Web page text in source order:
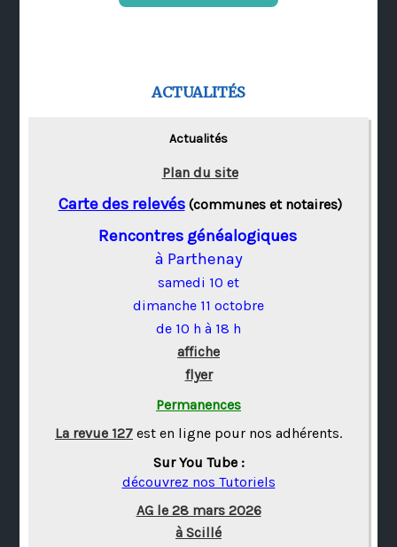
ACTUALITÉS
Actualités
Plan du site
Carte des relevés(communes et notaires)
Rencontres généalogiques
à Parthenay
samedi 10 et
dimanche 11 octobre
de 10 h à 18 h
affiche
flyer
Permanences
La revue 127 est en ligne pour nos adhérents.
Sur You Tube :
découvrez nos Tutoriels
AG le 28 mars 2026
à Scillé